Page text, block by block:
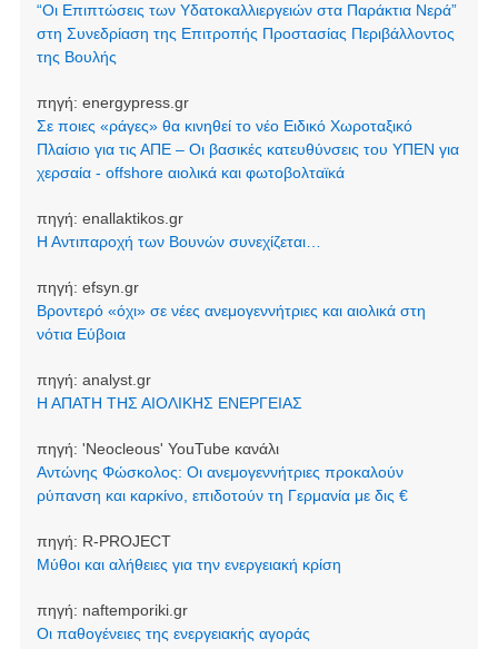
“Οι Επιπτώσεις των Υδατοκαλλιεργειών στα Παράκτια Νερά”
στη Συνεδρίαση της Επιτροπής Προστασίας Περιβάλλοντος
της Βουλής
πηγή: energypress.gr
Σε ποιες «ράγες» θα κινηθεί το νέο Ειδικό Χωροταξικό
Πλαίσιο για τις ΑΠΕ – Οι βασικές κατευθύνσεις του ΥΠΕΝ για
χερσαία - offshore αιολικά και φωτοβολταϊκά
πηγή: enallaktikos.gr
Η Αντιπαροχή των Βουνών συνεχίζεται…
πηγή: efsyn.gr
Βροντερό «όχι» σε νέες ανεμογεννήτριες και αιολικά στη
νότια Εύβοια
πηγή: analyst.gr
Η ΑΠΑΤΗ ΤΗΣ ΑΙΟΛΙΚΗΣ ΕΝΕΡΓΕΙΑΣ
πηγή: 'Neocleοus' YouTube κανάλι
Αντώνης Φώσκολος: Οι ανεμογεννήτριες προκαλούν
ρύπανση και καρκίνο, επιδοτούν τη Γερμανία με δις €
πηγή: R-PROJECT
Μύθοι και αλήθειες για την ενεργειακή κρίση
πηγή: naftemporiki.gr
Οι παθογένειες της ενεργειακής αγοράς